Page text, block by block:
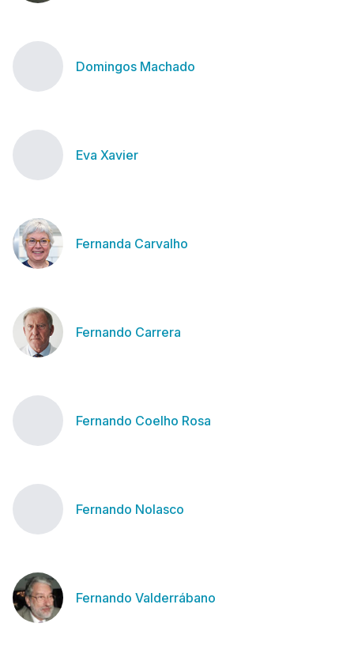
Domingos Machado
Eva Xavier
Fernanda Carvalho
Fernando Carrera
Fernando Coelho Rosa
Fernando Nolasco
Fernando Valderrábano